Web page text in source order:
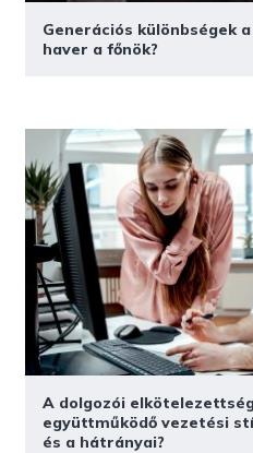
Generációs különbségek
haver a főnök?
A dolgozói
együttműködő vezetési
és a hátrányai?